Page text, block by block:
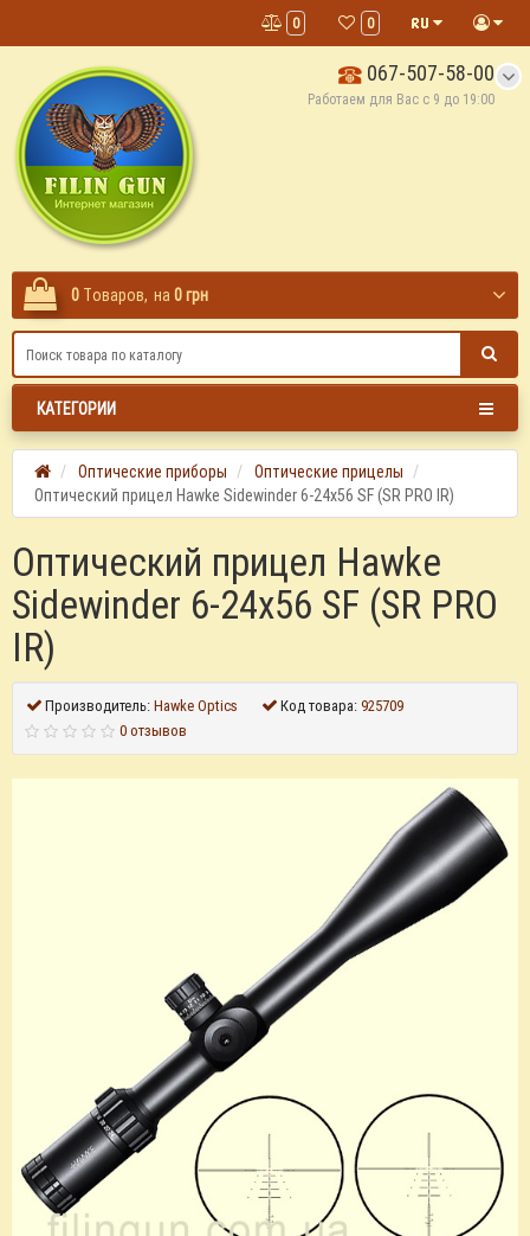
0
0
067-507-58-00
Работаем для Вас с 9 до 19:00
0 Tоваров, на 0 грн
КАТЕГОРИИ
Оптические приборы
Оптические прицелы
Оптический прицел Hawke Sidewinder 6-24x56 SF (SR PRO IR)
Оптический прицел Hawke
Sidewinder 6-24x56 SF (SR PRO
IR)
Производитель:Hawke Optics Код товара:925709
0 отзывов